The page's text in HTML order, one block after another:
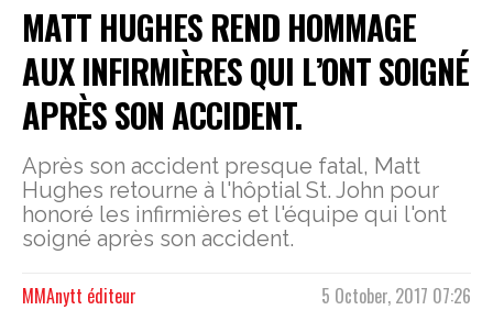
MATT HUGHES REND HOMMAGE
AUX INFIRMIÈRES QUI L’ONT SOIGNÉ
APRÈS SON ACCIDENT.
Après son accident presque fatal, Matt
Hughes retourne à l'hôptial St. John pour
honoré les infirmières et l'équipe qui l'ont
soigné après son accident.
5 October, 2017 07:26
MMAnytt éditeur